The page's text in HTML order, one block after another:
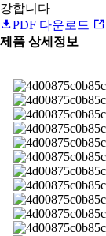
강합니다
PDF 다운로드
제품 상세정보